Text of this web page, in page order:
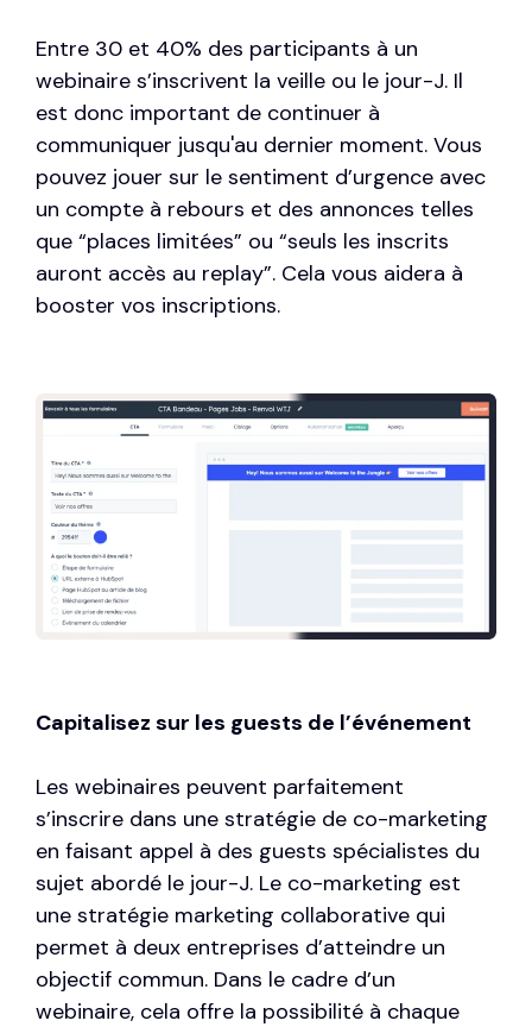
Entre 30 et 40% des participants à un
webinaire s’inscrivent la veille ou le jour-J. Il
est donc important de continuer à
communiquer jusqu'au dernier moment. Vous
pouvez jouer sur le sentiment d’urgence avec
un compte à rebours et des annonces telles
que “places limitées” ou “seuls les inscrits
auront accès au replay”. Cela vous aidera à
booster vos inscriptions.
Capitalisez sur les guests de l’événement
Les webinaires peuvent parfaitement
s’inscrire dans une stratégie de co-marketing
en faisant appel à des guests spécialistes du
sujet abordé le jour-J. Le co-marketing est
une stratégie marketing collaborative qui
permet à deux entreprises d’atteindre un
objectif commun. Dans le cadre d’un
webinaire, cela offre la possibilité à chaque